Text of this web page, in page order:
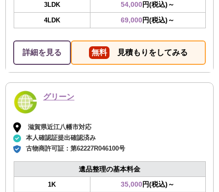
3LDK 54,000円(税込)～
4LDK 69,000円(税込)～
詳細を見る 無料 見積もりをしてみる
グリーン
滋賀県近江八幡市対応
本人確認証提出確認済み
古物商許可証：第62227R046100号
遺品整理の基本料金
1K 35,000円(税込)～